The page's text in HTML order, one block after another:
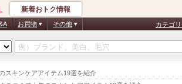
スキンケアアイテム19選を紹介
新着おトク情報
お買物 その他 カテゴ